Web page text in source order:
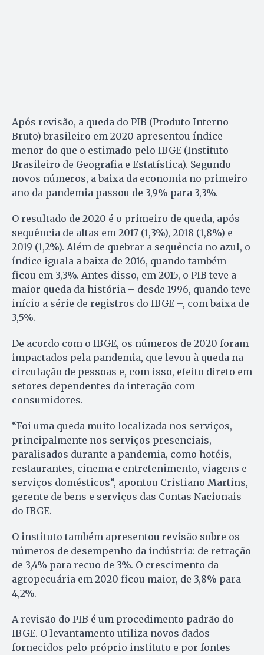
Após revisão, a queda do PIB (Produto Interno
Bruto) brasileiro em 2020 apresentou índice
menor do que o estimado pelo IBGE (Instituto
Brasileiro de Geografia e Estatística). Segundo
novos números, a baixa da economia no primeiro
ano da pandemia passou de 3,9% para 3,3%.
O resultado de 2020 é o primeiro de queda, após
sequência de altas em 2017 (1,3%), 2018 (1,8%) e
2019 (1,2%). Além de quebrar a sequência no azul, o
índice iguala a baixa de 2016, quando também
ficou em 3,3%. Antes disso, em 2015, o PIB teve a
maior queda da história – desde 1996, quando teve
início a série de registros do IBGE –, com baixa de
3,5%.
De acordo com o IBGE, os números de 2020 foram
impactados pela pandemia, que levou à queda na
circulação de pessoas e, com isso, efeito direto em
setores dependentes da interação com
consumidores.
“Foi uma queda muito localizada nos serviços,
principalmente nos serviços presenciais,
paralisados durante a pandemia, como hotéis,
restaurantes, cinema e entretenimento, viagens e
serviços domésticos”, apontou Cristiano Martins,
gerente de bens e serviços das Contas Nacionais
do IBGE.
O instituto também apresentou revisão sobre os
números de desempenho da indústria: de retração
de 3,4% para recuo de 3%. O crescimento da
agropecuária em 2020 ficou maior, de 3,8% para
4,2%.
A revisão do PIB é um procedimento padrão do
IBGE. O levantamento utiliza novos dados
fornecidos pelo próprio instituto e por fontes